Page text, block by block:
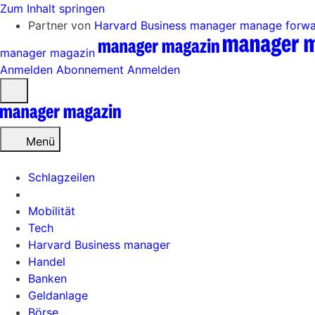
Zum Inhalt springen
Partner von Harvard Business manager manage
manager magazin
Anmelden Abonnement Anmelden
öffnen
Menü
Schlagzeilen
Mobilität
Tech
Harvard Business manager
Handel
Banken
Geldanlage
Börse